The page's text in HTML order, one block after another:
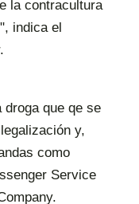
la contracultura
indica el
droga que qe se
y,
como
Service